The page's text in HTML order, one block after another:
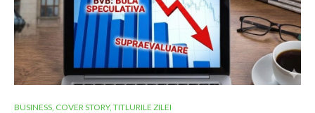
BUSINESS COVER STORY, TITLURILE ZILEI